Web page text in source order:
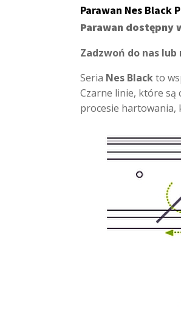
Parawan Nes Black
Parawan dostępny
Zadzwoń do nas
Seria Nes Blackto
Czarne linie, które są
procesie hartowania,